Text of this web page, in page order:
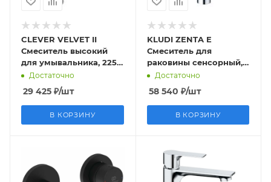
CLEVER VELVET II
Смеситель высокий
для умывальника, 225
мм, оружейная сталь
Достаточно
29 425 ₽/шт
В КОРЗИНУ
KLUDI ZENTA E
Смеситель для
раковины сенсорный,
высокий, 6V
Достаточно
58 540 ₽/шт
В КОРЗИНУ